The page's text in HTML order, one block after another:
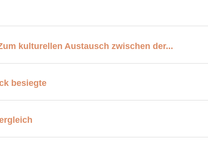
kulturellen Austausch zwischen der...
besiegte